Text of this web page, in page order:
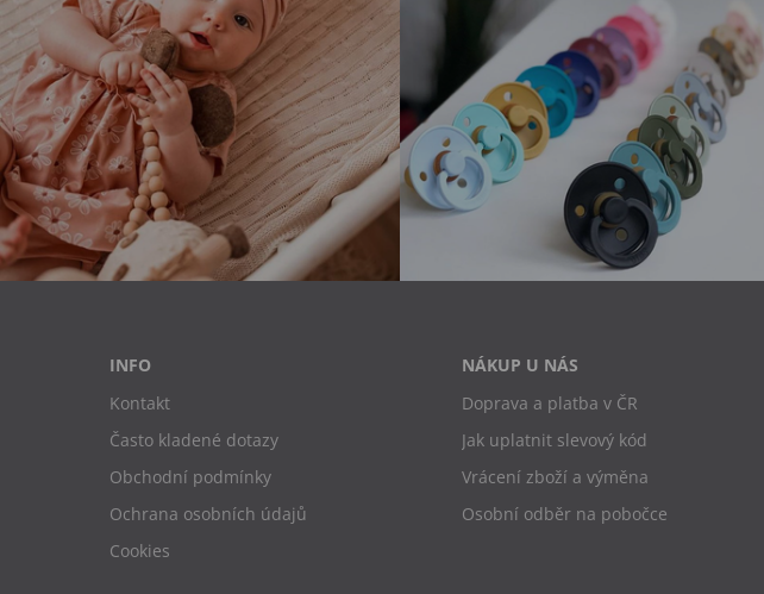
INFO
Kontakt
Často kladené dotazy
Obchodní podmínky
Ochrana osobních údajů
Cookies
NÁKUP U NÁS
Doprava a platba v ČR
Jak uplatnit slevový kód
Vrácení zboží a výměna
Osobní odběr na pobočce